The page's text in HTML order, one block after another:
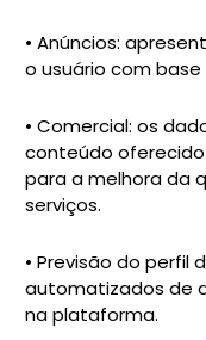
• Anúncios:
o usuário com
• Comercial: os
conteúdo
para a melhora da
serviços.
• Previsão do perfil
automatizados de
na plataforma.